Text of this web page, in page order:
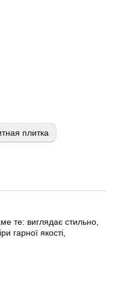
плитка
те: виглядає стильно,
гарної якості,